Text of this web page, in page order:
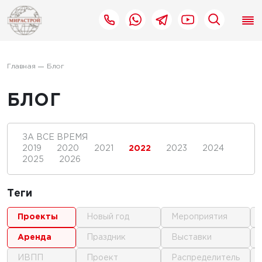
Главная Блог
БЛОГ
ЗА ВСЕ ВРЕМЯ
2019
2020 2021 2022 2023
2024
2025
2026
Теги
проекты
аренда
ИВПП
новый год
праздник
проект
мероприятия
выставки
распределитель